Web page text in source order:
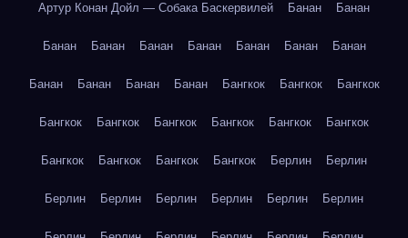
Артур Конан Дойл — Собака Баскервилей Банан Банан
Банан Банан Банан Банан Банан Банан Банан
Банан Банан Банан Банан Бангкок Бангкок Бангкок
Бангкок Бангкок Бангкок Бангкок Бангкок Бангкок
Бангкок Бангкок Бангкок Бангкок Берлин Берлин
Берлин Берлин Берлин Берлин Берлин Берлин